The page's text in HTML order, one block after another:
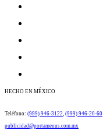
HECHO EN MÉXICO
​​​​​​​​​​​​​​​​​​​​Teléfono: (999) 946-3122​​, (999) 946-20-60
publicidad@portamenus.com.mx